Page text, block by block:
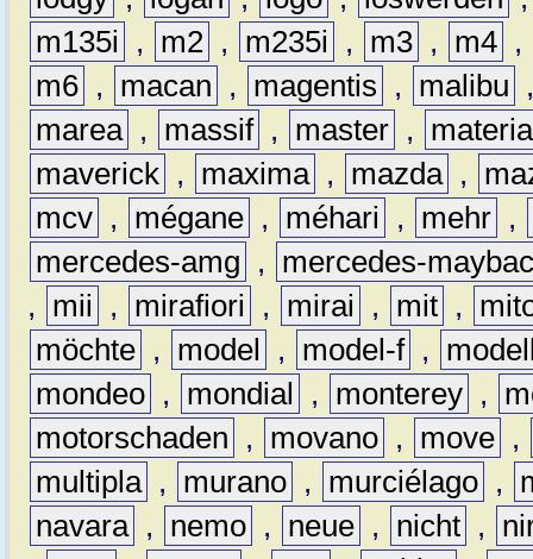
m135i
, m2 , m235i , m3 , m4 ,
m6 , macan , magentis , malibu
marea , massif , master ,
materia
maverick , maxima , mazda ,
mcv , mégane , méhari , mehr ,
mercedes-amg
,
mercedes-
,
mii , mirafiori , mirai , mit ,
möchte , model , model-f ,
mondeo , mondial , monterey ,
motorschaden
, movano , move ,
multipla , murano , murciélago ,
navara , nemo , neue , nicht ,